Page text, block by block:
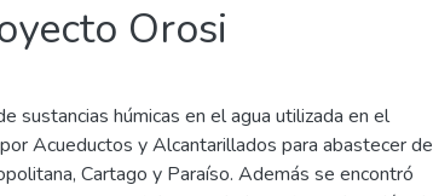
Orosi
sustancias húmicas en el agua utilizada en el
Acueductos y Alcantarillados para abastecer de
Cartago y Paraíso. Además se encontró